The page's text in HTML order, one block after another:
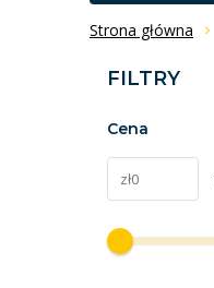
Strona główna
FILTRY
Cena